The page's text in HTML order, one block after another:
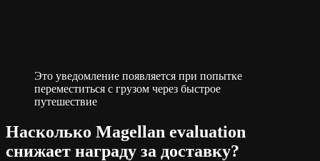
Это уведомление появляется при попытке
переместиться с грузом через быстрое
путешествие
Насколько Magellan evaluation
снижает награду за доставку?